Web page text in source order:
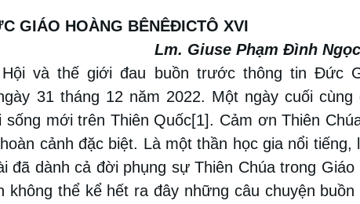
GIÁO HOÀNG BÊNÊĐICTÔ XVI
Lm. Giuse Phạm Đình
và thế giới đau buồn trước thông tin Đức
31 tháng 12 năm 2022. Một ngày cuối cùng
mới trên Thiên Quốc[1]. Cảm ơn Thiên
cảnh đặc biệt. Là một thần học gia nổi tiếng,
đã dành cả đời phụng sự Thiên Chúa trong Giáo
không thể kể hết ra đây những câu chuyện buồn